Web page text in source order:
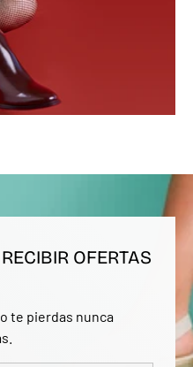
OFERTAS
te pierdas nunca